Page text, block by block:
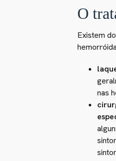
O
Existem
nas